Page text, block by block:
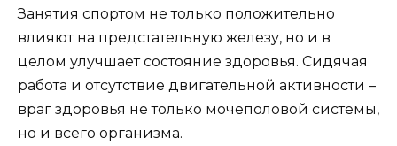
Занятия спортом не только положительно
влияют на предстательную железу, но и в
целом улучшает состояние здоровья. Сидячая
работа и отсутствие двигательной активности –
враг здоровья не только мочеполовой системы,
но и всего организма.